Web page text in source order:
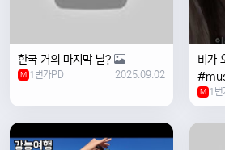
한국 거의 마지막 날?
M 1번가PD 2025.09.02
비가
M 1번